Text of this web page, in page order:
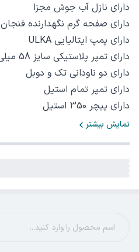
دارای نازل آب جوش مجزا
دارای صفحه گرم نگهدارنده فنجان
دارای پمپ ایتالیایی ULKA
دارای تمپر پلاستیکی سایز 58 میلی متر
دارای دو ناودانی تک و دوبل
دارای تمپر تمام استیل
دارای پیچر 350 استیل
نمایش بیشتر